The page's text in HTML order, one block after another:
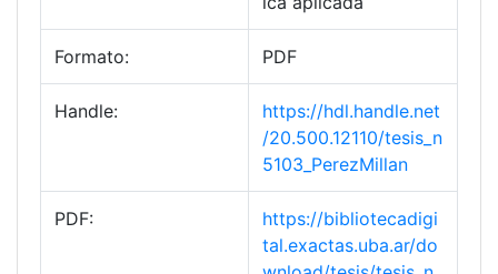
Formato: PDF
Handle:
https://hdl.handle.net
/20.500.12110/tesis_n
5103_PerezMillan
PDF:
https://bibliotecadigi
tal.exactas.uba.ar/do